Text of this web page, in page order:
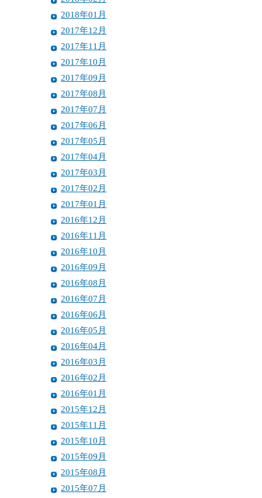
2018年01月
2017年12月
2017年11月
2017年10月
2017年09月
2017年08月
2017年07月
2017年06月
2017年05月
2017年04月
2017年03月
2017年02月
2017年01月
2016年12月
2016年11月
2016年10月
2016年09月
2016年08月
2016年07月
2016年06月
2016年05月
2016年04月
2016年03月
2016年02月
2016年01月
2015年12月
2015年11月
2015年10月
2015年09月
2015年08月
2015年07月